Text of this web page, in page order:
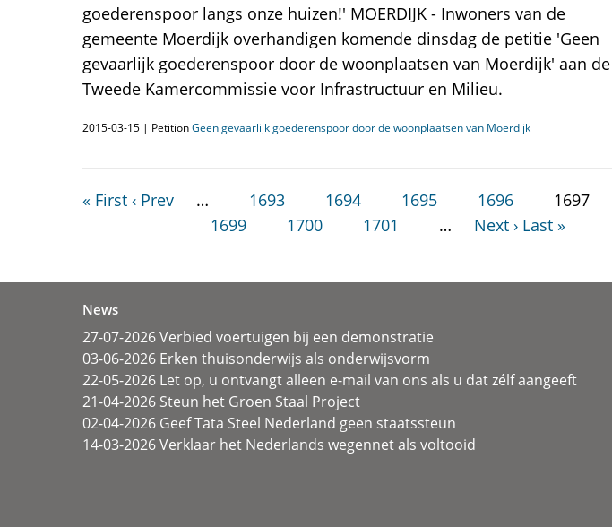
goederenspoor langs onze huizen!' MOERDIJK - Inwoners van de
gemeente Moerdijk overhandigen komende dinsdag de petitie 'Geen
gevaarlijk goederenspoor door de woonplaatsen van Moerdijk' aan de
Tweede Kamercommissie voor Infrastructuur en Milieu.
2015-03-15 | PetitionGeen gevaarlijk goederenspoor door de woonplaatsen van Moerdijk
« First ‹ Prev … 1693 1694 1695 1696 1697
1699
1700 1701 … Next › Last »
News
27-07-2026 Verbied voertuigen bij een demonstratie
03-06-2026 Erken thuisonderwijs als onderwijsvorm
22-05-2026 Let op, u ontvangt alleen e-mail van ons als u dat zélf aangeeft
21-04-2026 Steun het Groen Staal Project
02-04-2026 Geef Tata Steel Nederland geen staatssteun
14-03-2026 Verklaar het Nederlands wegennet als voltooid